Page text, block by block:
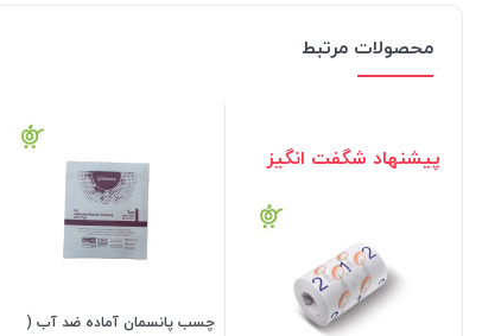
محصولات مرتبط
پیشنهاد شگفت انگیز
چسب پانسمان آماده ضد آب (